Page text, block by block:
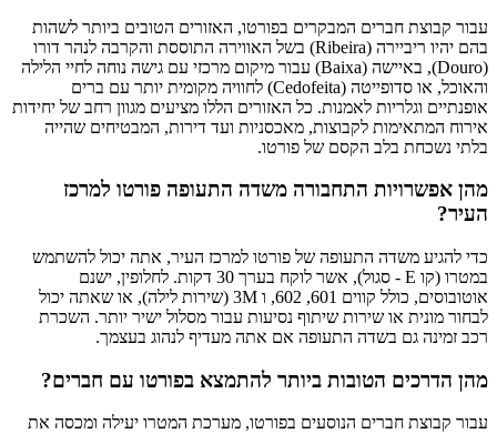
עבור קבוצת חברים המבקרים בפורטו, האזורים הטובים ביותר לשהות
בהם יהיו ריביירה (Ribeira) בשל האווירה התוססת והקרבה לנהר דורו
(Douro), באיישה (Baixa) עבור מיקום מרכזי עם גישה נוחה לחיי הלילה
והאוכל, או סדופייטה (Cedofeita) לחוויה מקומית יותר עם ברים
אופנתיים וגלריות לאמנות. כל האזורים הללו מציעים מגוון רחב של יחידות
אירוח המתאימות לקבוצות, מאכסניות ועד דירות, המבטיחים שהייה
בלתי נשכחת בלב הקסם של פורטו.
מהן אפשרויות התחבורה משדה התעופה פורטו למרכז
העיר?
כדי להגיע משדה התעופה של פורטו למרכז העיר, אתה יכול להשתמש
במטרו (קו E - סגול), אשר לוקח בערך 30 דקות. לחלופין, ישנם
אוטובוסים, כולל קווים 601, 602, ו 3M (שירות לילה), או שאתה יכול
לבחור מונית או שירות שיתוף נסיעות עבור מסלול ישיר יותר. השכרת
רכב זמינה גם בשדה התעופה אם אתה מעדיף לנהוג בעצמך.
מהן הדרכים הטובות ביותר להתמצא בפורטו עם חברים?
עבור קבוצת חברים הנוסעים בפורטו, מערכת המטרו יעילה ומכסה את